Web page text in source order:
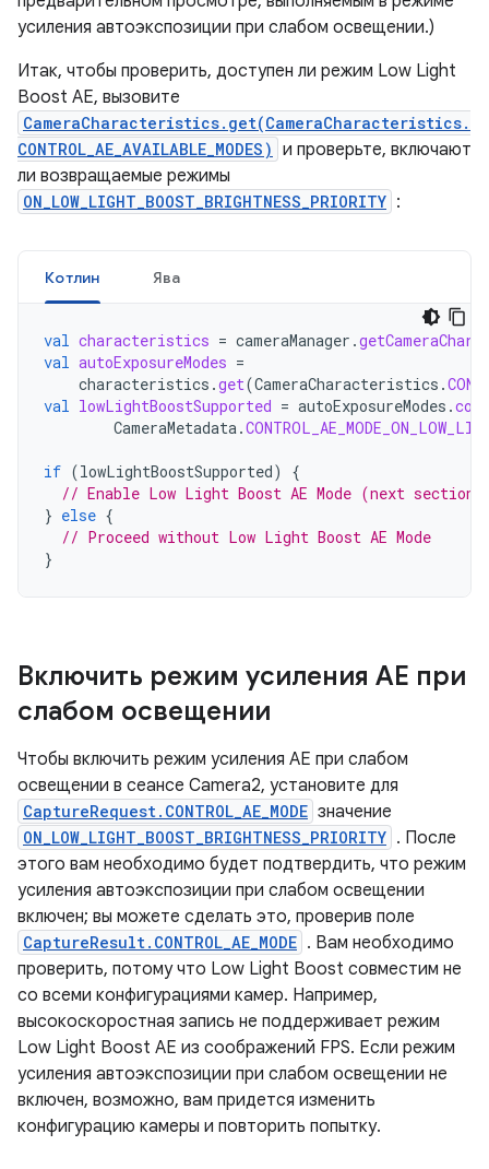
усиления автоэкспозиции при слабом освещении.)
Итак, чтобы проверить, доступен ли режим Low Light
Boost AE, вызовите
CameraCharacteristics.get(CameraCharacteristics.
CONTROL_AE_AVAILABLE_MODES) и проверьте, включают
ли возвращаемые режимы
ON_LOW_LIGHT_BOOST_BRIGHTNESS_PRIORITY :
Котлин Ява
val characteristics = cameraManager .
val autoExposureModes =
characteristics .get(CameraCharacteristics .
val lowLightBoostSupported = autoExposureModes .
CameraMetadata.
if (lowLightBoostSupported)
{
// Enable Low Light Boost AE Mode (next section)
} else {
// Proceed without Low Light Boost AE Mode
}
Включить режим усиления AE при
слабом освещении
Чтобы включить режим усиления AE при слабом
освещении в сеансе Camera2, установите для
CaptureRequest.CONTROL_AE_MODE значение
ON_LOW_LIGHT_BOOST_BRIGHTNESS_PRIORITY . После
этого вам необходимо будет подтвердить, что режим
усиления автоэкспозиции при слабом освещении
включен; вы можете сделать это, проверив поле
CaptureResult.CONTROL_AE_MODE . Вам необходимо
проверить, потому что Low Light Boost совместим не
со всеми конфигурациями камер. Например,
высокоскоростная запись не поддерживает режим
Low Light Boost AE из соображений FPS. Если режим
усиления автоэкспозиции при слабом освещении не
включен, возможно, вам придется изменить
конфигурацию камеры и повторить попытку.